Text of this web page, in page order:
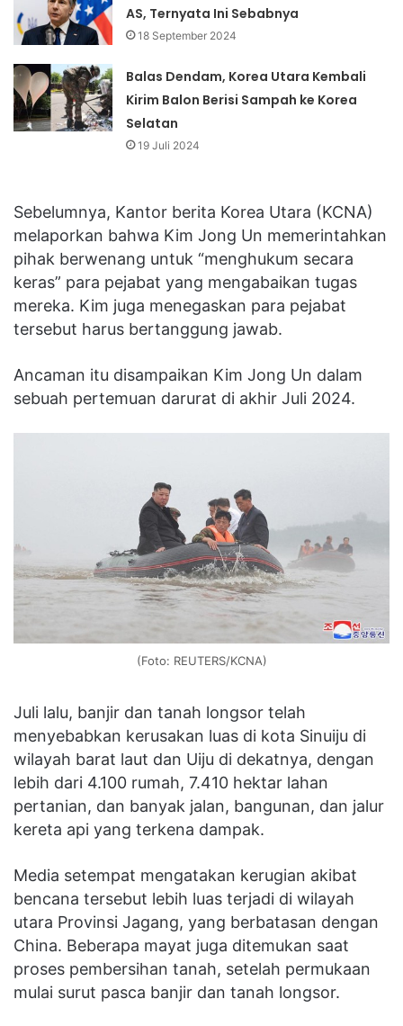
AS, Ternyata Ini Sebabnya
18 September 2024
Balas Dendam, Korea Utara Kembali
Kirim Balon Berisi Sampah ke Korea
Selatan
19 Juli 2024
Sebelumnya, Kantor berita Korea Utara (KCNA)
melaporkan bahwa Kim Jong Un memerintahkan
pihak berwenang untuk “menghukum secara
keras” para pejabat yang mengabaikan tugas
mereka. Kim juga menegaskan para pejabat
tersebut harus bertanggung jawab.
Ancaman itu disampaikan Kim Jong Un dalam
sebuah pertemuan darurat di akhir Juli 2024.
(Foto: REUTERS/KCNA)
Juli lalu, banjir dan tanah longsor telah
menyebabkan kerusakan luas di kota Sinuiju di
wilayah barat laut dan Uiju di dekatnya, dengan
lebih dari 4.100 rumah, 7.410 hektar lahan
pertanian, dan banyak jalan, bangunan, dan jalur
kereta api yang terkena dampak.
Media setempat mengatakan kerugian akibat
bencana tersebut lebih luas terjadi di wilayah
utara Provinsi Jagang, yang berbatasan dengan
China. Beberapa mayat juga ditemukan saat
proses pembersihan tanah, setelah permukaan
mulai surut pasca banjir dan tanah longsor.